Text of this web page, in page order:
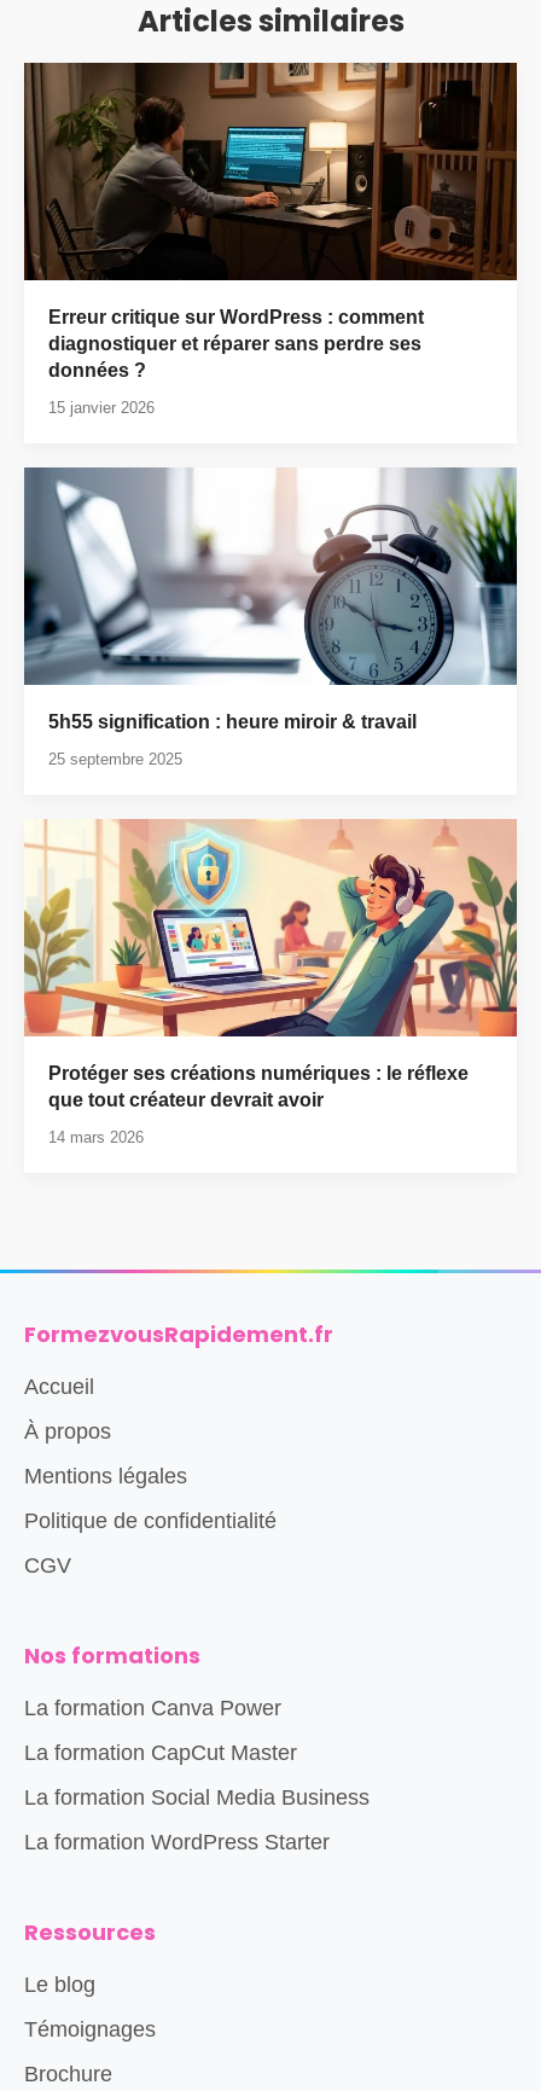
Articles similaires
Erreur critique sur WordPress : comment
diagnostiquer et réparer sans perdre ses
données ?
15 janvier 2026
5h55 signification : heure miroir & travail
25 septembre 2025
Protéger ses créations numériques : le réflexe
que tout créateur devrait avoir
14 mars 2026
FormezvousRapidement.fr
Accueil
À propos
Mentions légales
Politique de confidentialité
CGV
Nos formations
La formation Canva Power
La formation CapCut Master
La formation Social Media Business
La formation WordPress Starter
Ressources
Le blog
Témoignages
Brochure